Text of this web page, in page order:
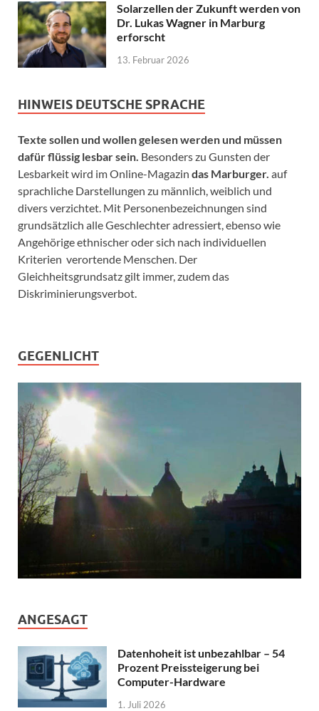
Solarzellen der Zukunft werden von
Dr. Lukas Wagner in Marburg
erforscht
13. Februar 2026
HINWEIS DEUTSCHE SPRACHE
Texte sollen und wollen gelesen werden und müssen
dafür flüssig lesbar sein. Besonders zu Gunsten der
Lesbarkeit wird im Online-Magazin das Marburger. auf
sprachliche Darstellungen zu männlich, weiblich und
divers verzichtet. Mit Personenbezeichnungen sind
grundsätzlich alle Geschlechter adressiert, ebenso wie
Angehörige ethnischer oder sich nach individuellen
Kriterien verortende Menschen. Der
Gleichheitsgrundsatz gilt immer, zudem das
Diskriminierungsverbot.
GEGENLICHT
ANGESAGT
Datenhoheit ist unbezahlbar – 54
Prozent Preissteigerung bei
Computer-Hardware
1. Juli 2026